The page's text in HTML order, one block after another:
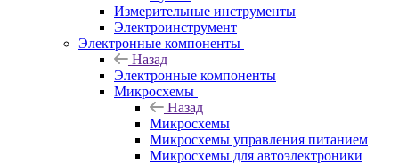
Измерительные инструменты
Электроинструмент
Электронные компоненты
Назад
Электронные компоненты
Микросхемы
Назад
Микросхемы
Микросхемы управления питанием
Микросхемы для автоэлектроники